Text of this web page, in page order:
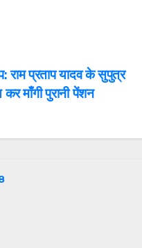
प्रताप यादव के सुपुत्र
माँगी पुरानी पेंशन